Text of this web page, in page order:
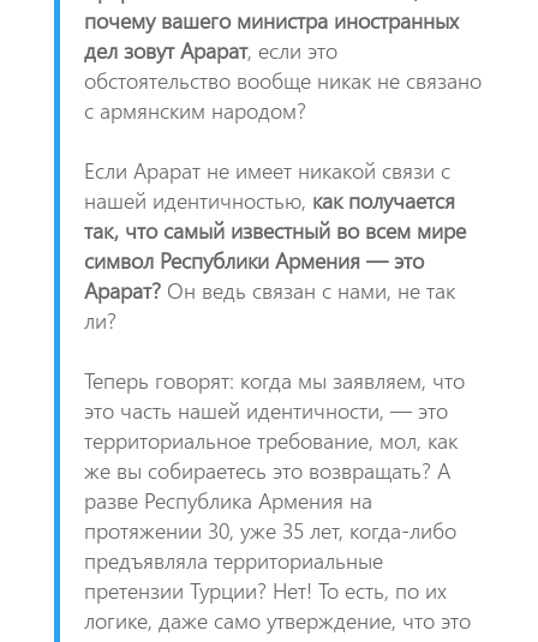
почему вашего министра иностранных
дел зовут Арарат, если это
обстоятельство вообще никак не связано
с армянским народом?
Если Арарат не имеет никакой связи с
нашей идентичностью, как получается
так, что самый известный во всем мире
символ Республики Армения — это
Арарат?Он ведь связан с нами, не так
ли?
Теперь говорят: когда мы заявляем, что
это часть нашей идентичности, — это
территориальное требование, мол, как
же вы собираетесь это возвращать? А
разве Республика Армения на
протяжении 30, уже 35 лет, когда-либо
предъявляла территориальные
претензии Турции? Нет! То есть, по их
логике, даже само утверждение, что это